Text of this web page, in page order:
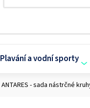
Plavání a vodní sporty
ANTARES - sada nástrčné